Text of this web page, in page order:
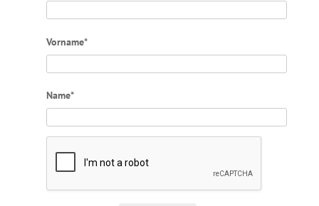
Vorname*
Name*